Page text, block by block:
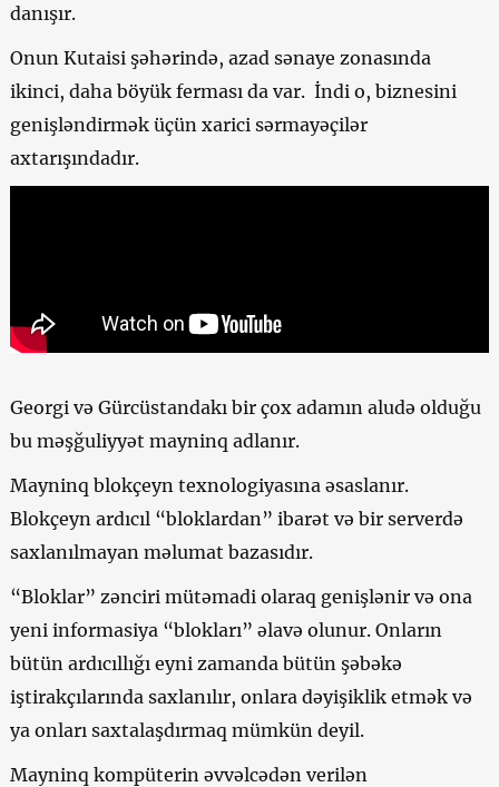
danışır.
Onun Kutaisi şəhərində, azad sənaye zonasında
ikinci, daha böyük ferması da var. İndi o, biznesini
genişləndirmək üçün xarici sərmayəçilər
axtarışındadır.
Georgi və Gürcüstandakı bir çox adamın aludə olduğu
bu məşğuliyyət mayninq adlanır.
Mayninq blokçeyn texnologiyasına əsaslanır.
Blokçeyn ardıcıl “bloklardan” ibarət və bir serverdə
saxlanılmayan məlumat bazasıdır.
“Bloklar” zənciri mütəmadi olaraq genişlənir və ona
yeni informasiya “blokları” əlavə olunur. Onların
bütün ardıcıllığı eyni zamanda bütün şəbəkə
iştirakçılarında saxlanılır, onlara dəyişiklik etmək və
ya onları saxtalaşdırmaq mümkün deyil.
Mayninq kompüterin əvvəlcədən verilən